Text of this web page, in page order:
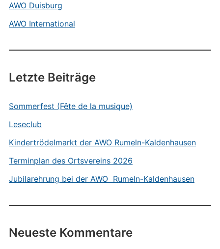
AWO Duisburg
AWO International
Letzte Beiträge
Sommerfest (Fête de la musique)
Leseclub
Kindertrödelmarkt der AWO Rumeln-Kaldenhausen
Terminplan des Ortsvereins 2026
Jubilarehrung bei der AWO Rumeln-Kaldenhausen
Neueste Kommentare